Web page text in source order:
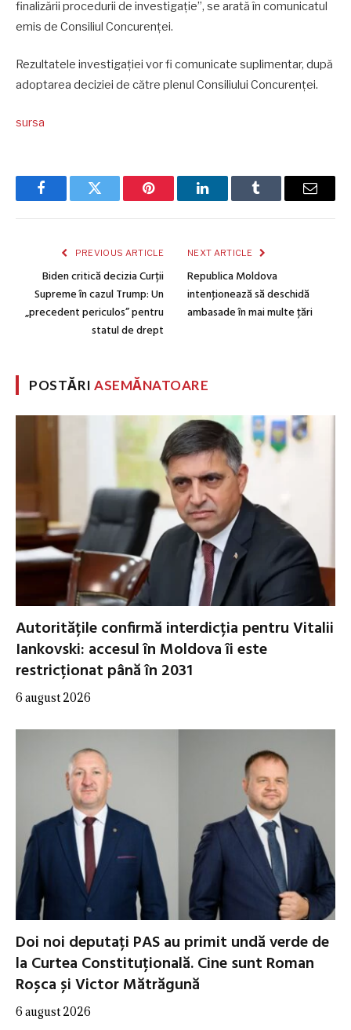
finalizării procedurii de investigație”, se arată în comunicatul
emis de Consiliul Concurenței.
Rezultatele investigației vor fi comunicate suplimentar, după
adoptarea deciziei de către plenul Consiliului Concurenței.
sursa
FacebookTwitter Pinterest LinkedInTumblr Email
PREVIOUS ARTICLE
Biden critică decizia Curții
Supreme în cazul Trump: Un
„precedent periculos” pentru
statul de drept
NEXT ARTICLE
Republica Moldova
intenţionează să deschidă
ambasade în mai multe ţări
POSTĂRIASEMĂNATOARE
Autoritățile confirmă interdicția pentru Vitalii
Iankovski: accesul în Moldova îi este
restricționat până în 2031
6 august 2026
Doi noi deputați PAS au primit undă verde de
la Curtea Constituțională. Cine sunt Roman
Roșca și Victor Mătrăgună
6 august 2026